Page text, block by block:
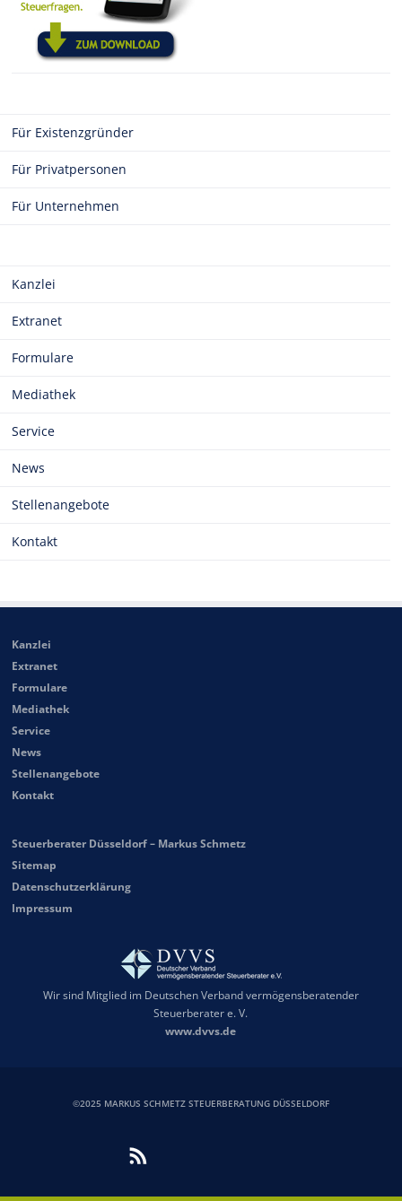
Für Existenzgründer
Für Privatpersonen
Für Unternehmen
Kanzlei
Extranet
Formulare
Mediathek
Service
News
Stellenangebote
Kontakt
Kanzlei
Extranet
Formulare
Mediathek
Service
News
Stellenangebote
Kontakt
Steuerberater Düsseldorf – Markus Schmetz
Sitemap
Datenschutzerklärung
Impressum
Wir sind Mitglied im Deutschen Verband vermögensberatender
Steuerberater e. V.
www.dvvs.de
©2025 MARKUS SCHMETZ STEUERBERATUNG DÜSSELDORF